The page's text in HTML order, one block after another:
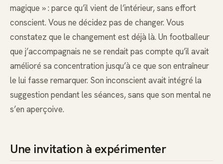
magique » : parce qu’il vient de l’intérieur, sans effort
conscient. Vous ne décidez pas de changer. Vous
constatez que le changement est déjà là. Un footballeur
que j’accompagnais ne se rendait pas compte qu’il avait
amélioré sa concentration jusqu’à ce que son entraîneur
le lui fasse remarquer. Son inconscient avait intégré la
suggestion pendant les séances, sans que son mental ne
s’en aperçoive.
Une invitation à expérimenter